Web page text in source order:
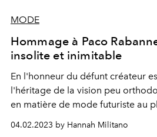
MODE
Hommage à Paco
insolite et inimitable
En l'honneur du défunt créateur
l'héritage de la vision peu
en matière de mode futuriste au
04.02.2023 by Hannah Militano